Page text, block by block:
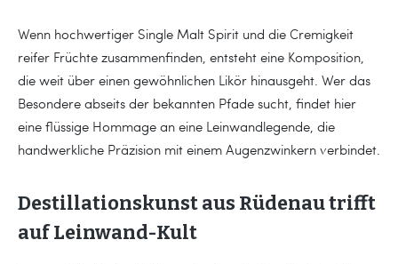
Wenn hochwertiger Single Malt Spirit und die Cremigkeit
reifer Früchte zusammenfinden, entsteht eine Komposition,
die weit über einen gewöhnlichen Likör hinausgeht. Wer das
Besondere abseits der bekannten Pfade sucht, findet hier
eine flüssige Hommage an eine Leinwandlegende, die
handwerkliche Präzision mit einem Augenzwinkern verbindet.
Destillationskunst aus Rüdenau trifft
auf Leinwand-Kult